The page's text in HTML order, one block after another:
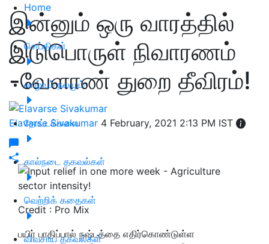
Home
செய்திகள்
வாழ்வும் நலமும்
தோட்டக்கலை
கால்நடை தகவல்கள்
வெற்றிக் கதைகள்
விவசாய தகவல்கள்
இன்னும் ஒரு வாரத்தில்
இடுபொருள் நிவாரணம்
-வேளாண் துறை தீவிரம்!
Elavarse Sivakumar 4 February, 2021 2:13 PM IST
Credit : Pro Mix
பயிர் பாதிப்பால் நஷ்டத்தை எதிர்கொண்டுள்ள